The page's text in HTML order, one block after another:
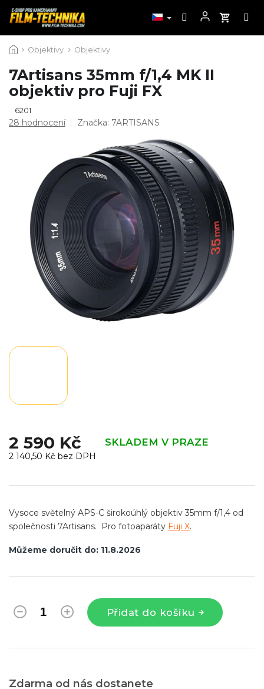
na
Objektivy Objektivy
7Artisans 35mm f/1,4 MK II
objektiv pro Fuji FX
6201
Průměrné
hvězdiček.
28 hodnocení Značka: 7ARTISANS
2 590 Kč SKLADEM V PRAZE
2 140,50 Kč bez DPH
cena:
Můžeme doručit do: 11.8.2026
Přidat do košíku
Zdarma od nás dostanete
Vysoce světelný APS-C širokoúhlý objektiv 35mm f/1,4 od
společnosti 7Artisans.
Pro fotoaparáty Fuji X.